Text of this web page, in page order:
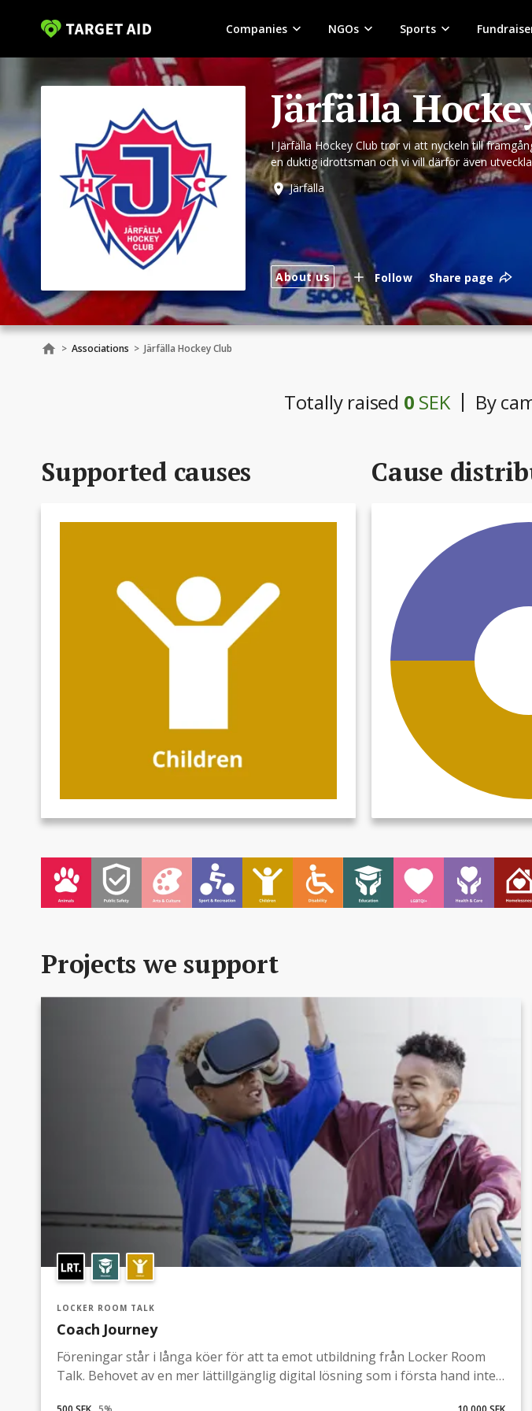
Companies NGOs Sports
Järfälla
I Järfälla Hockey Club tror vi att nyckeln till
en duktig idrottsman och vi vill därför även
egenskaper man har nytta av hela livet och vi
Järfälla
About us Follow Share page
> Associations > Järfälla Hockey Club
Totally raised 0 SEK By
Supported causes Cause
Projects we support
LOCKER ROOM TALK
Coach Journey
Föreningar står i långa köer för att ta emot utbildning från Locker Room
Talk. Behovet av en mer lättillgänglig digital lösning som i första hand inte